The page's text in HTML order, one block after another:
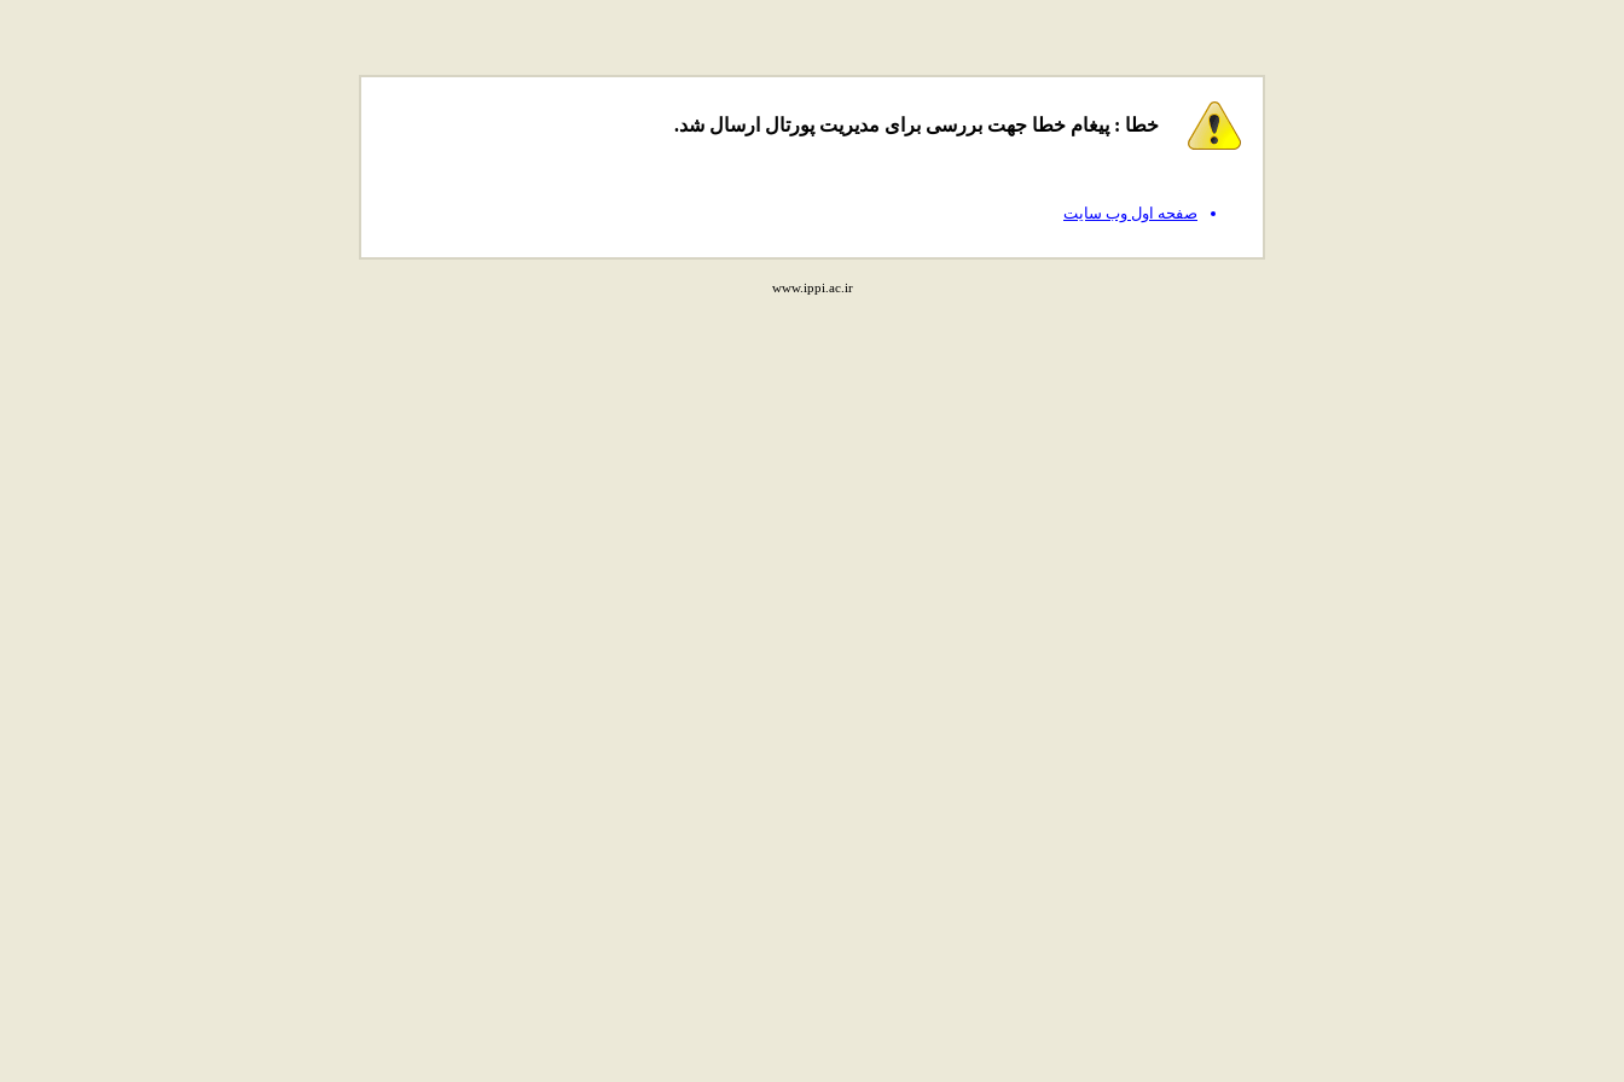
خطا : پیغام خطا جهت بررسی برای مدیریت پورتال ارسال شد.
صفحه اول وب سایت
www.ippi.ac.ir